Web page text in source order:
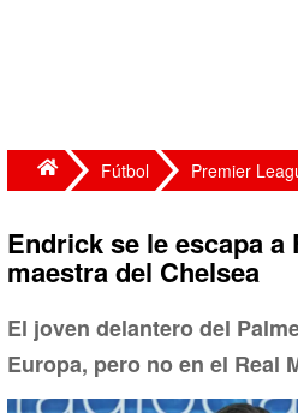
Fútbol Premier
Endrick se le escapa
maestra del Chelsea
El joven delantero del
Europa, pero no en el Real